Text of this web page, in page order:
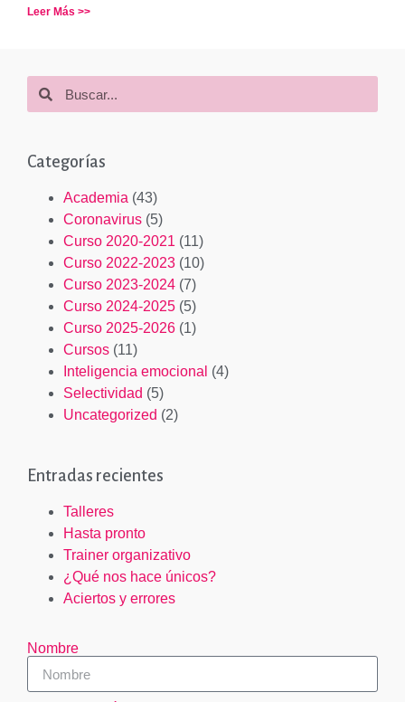
Leer Más >>
Categorías
Academia (43)
Coronavirus (5)
Curso 2020-2021 (11)
Curso 2022-2023 (10)
Curso 2023-2024 (7)
Curso 2024-2025 (5)
Curso 2025-2026 (1)
Cursos (11)
Inteligencia emocional (4)
Selectividad (5)
Uncategorized (2)
Entradas recientes
Talleres
Hasta pronto
Trainer organizativo
¿Qué nos hace únicos?
Aciertos y errores
Nombre